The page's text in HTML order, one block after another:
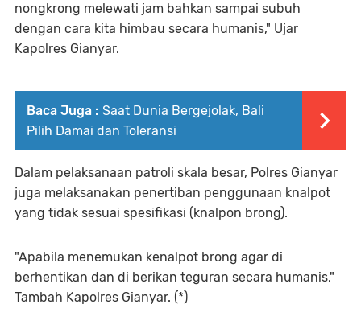
nongkrong melewati jam bahkan sampai subuh
dengan cara kita himbau secara humanis," Ujar
Kapolres Gianyar.
Baca Juga : Saat Dunia Bergejolak, Bali
Pilih Damai dan Toleransi
Dalam pelaksanaan patroli skala besar, Polres Gianyar
juga melaksanakan penertiban penggunaan knalpot
yang tidak sesuai spesifikasi (knalpon brong).
"Apabila menemukan kenalpot brong agar di
berhentikan dan di berikan teguran secara humanis,"
Tambah Kapolres Gianyar. (*)